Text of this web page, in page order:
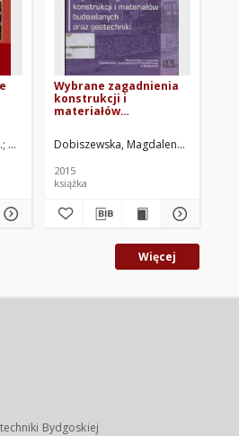
Górska, Aleksandra. Oprac. Fereni-
Wybrane zagadnienia
konstrukcji i
materiałów
geotechniki
Dobiszewska, Magdalena. Red.
2015
książka
Więcej
Bydgoskiej